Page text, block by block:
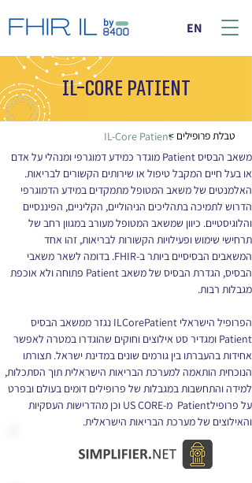
EN
IL-Core Patient
IL-Core Patient < טבלת פרופילים
משאב הבסיס Patient מוגדר כמידע דמוגרפי ומנהלי על אדם
או בעל חיים המקבל טיפול או שירותים הקשורים לבריאות.
האלמנטים של משאב המטופל מתמקדים במידע הדמוגרפי
הדרוש לתמיכה בתהליכים הניהוליים, הקליניים, הפיננסיים
והלוגיסטיים. כיוון שמשאב המטופל מעורב במגוון רחב של
תרחישי שימוש ופעילויות הקשורות לבריאות, זהו אחד
המשאבים הבסיסיים ביותר ב-FHIR. בדומה לשאר משאבי
הבסיס, הגדרת הבסיס של משאב Patient פתוחה ולא אוכפת
מגבלות רבות.
הפרופיל הישראלי ILCorePatient נגזר ממשאב הבסיס
Patient ומגדיר סט אילוצים וחוקים שהוגדרו במטרה לאפשר
אחידות בהעברתו בין גורמים שונים במדינת ישראל. תצורתו
הנוכחית הותאמה למערכת הבריאות הישראלית תוך הסתכלות,
למידה והתחשבות במגבלות של פרופילים דומים בעולם ובפרט
על פרופילPatient  מ-US CORE וכן מהדרישות העסקיות
והאילוצים של מערכת הבריאות הישראלית.